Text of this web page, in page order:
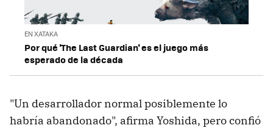
EN XATAKA
Por qué 'The Last Guardian' es el juego más
esperado de la década
"Un desarrollador normal posiblemente lo
habría abandonado", afirma Yoshida, pero confió